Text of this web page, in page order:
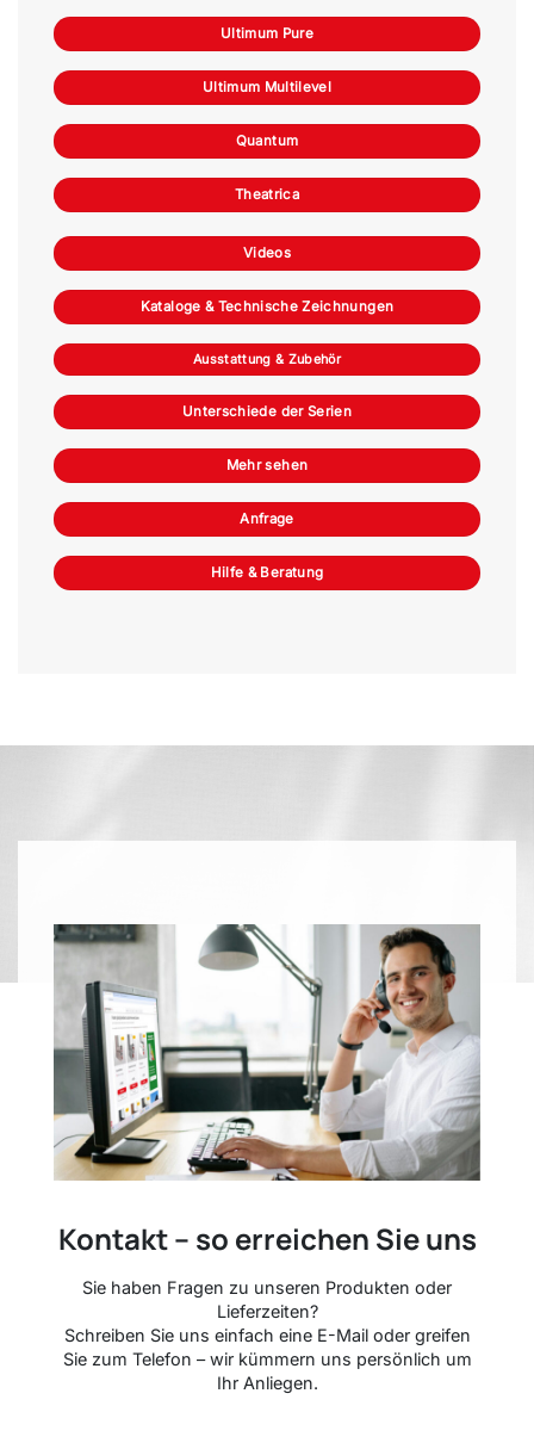
Ultimum Pure
Ultimum Multilevel
Quantum
Theatrica
Videos
Kataloge & Technische Zeichnungen
Ausstattung & Zubehör
Unterschiede der Serien
Mehr sehen
Anfrage
Hilfe & Beratung
Kontakt – so erreichen Sie uns
Sie haben Fragen zu unseren Produkten oder
Lieferzeiten?
Schreiben Sie uns einfach eine E-Mail oder greifen
Sie zum Telefon – wir kümmern uns persönlich um
Ihr Anliegen.